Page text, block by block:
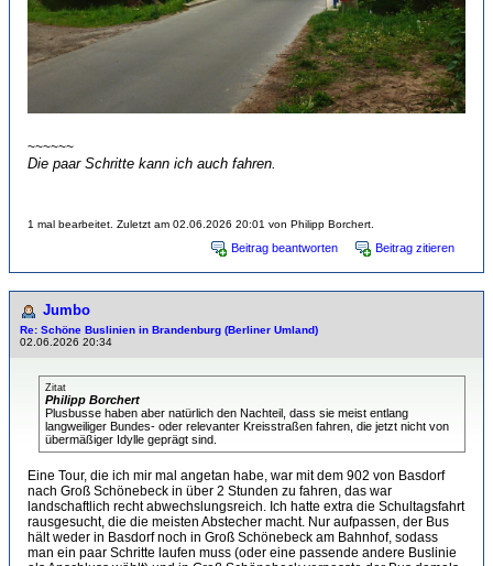
~~~~~~
Die paar Schritte kann ich auch fahren.
1 mal bearbeitet. Zuletzt am 02.06.2026 20:01 von Philipp Borchert.
Beitrag beantworten Beitrag zitieren
Jumbo
Re: Schöne Buslinien in Brandenburg (Berliner Umland)
02.06.2026 20:34
Zitat
Philipp Borchert
Plusbusse haben aber natürlich den Nachteil, dass sie meist entlang
langweiliger Bundes- oder relevanter Kreisstraßen fahren, die jetzt nicht von
übermäßiger Idylle geprägt sind.
Eine Tour, die ich mir mal angetan habe, war mit dem 902 von Basdorf
nach Groß Schönebeck in über 2 Stunden zu fahren, das war
landschaftlich recht abwechslungsreich. Ich hatte extra die Schultagsfahrt
rausgesucht, die die meisten Abstecher macht. Nur aufpassen, der Bus
hält weder in Basdorf noch in Groß Schönebeck am Bahnhof, sodass
man ein paar Schritte laufen muss (oder eine passende andere Buslinie